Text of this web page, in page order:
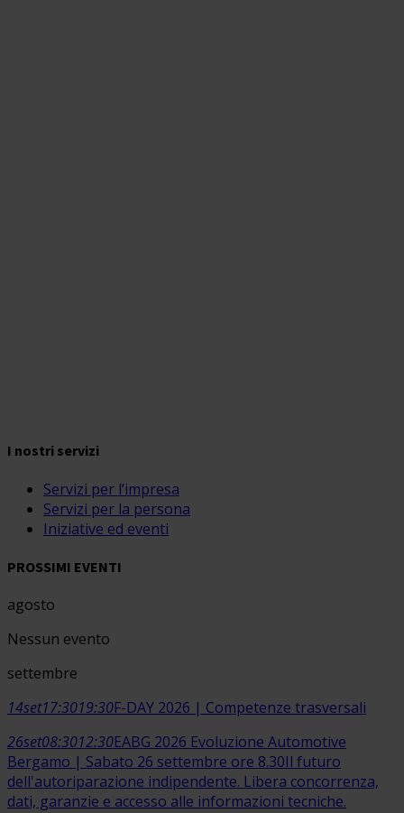
I nostri servizi
Servizi per l’impresa
Servizi per la persona
Iniziative ed eventi
PROSSIMI EVENTI
agosto
Nessun evento
settembre
14set17:3019:30F-DAY 2026 | Competenze trasversali
26set08:3012:30EABG 2026 Evoluzione Automotive
Bergamo | Sabato 26 settembre ore 8.30Il futuro
dell'autoriparazione indipendente. Libera concorrenza,
dati, garanzie e accesso alle informazioni tecniche.